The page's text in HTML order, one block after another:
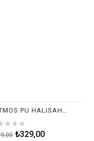
LATMOS PU HALISAHA FL.SARI
★★★
₺329,00